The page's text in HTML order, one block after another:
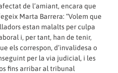
de l’amiant, encara que
Marta Barrera: “Volem que
estan malalts per culpa
i, per tant, han de tenir,
els correspon, d’invalidesa o
per la via judicial, i les
fins arribar al tribunal